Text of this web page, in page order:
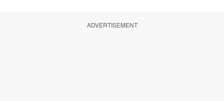
ADVERTISEMENT